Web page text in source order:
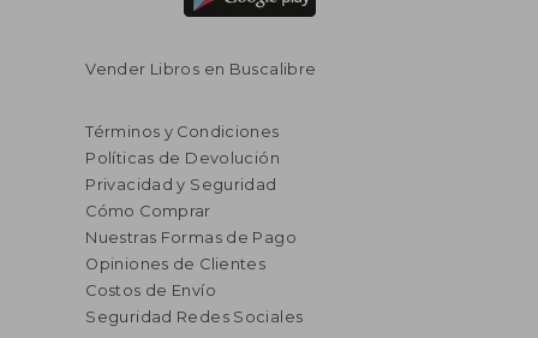
Vender Libros en Buscalibre
Términos y Condiciones
Políticas de Devolución
Privacidad y Seguridad
Cómo Comprar
Nuestras Formas de Pago
Opiniones de Clientes
Costos de Envío
Seguridad Redes Sociales